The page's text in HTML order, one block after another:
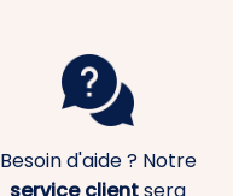
Besoin d'aide ? Notre